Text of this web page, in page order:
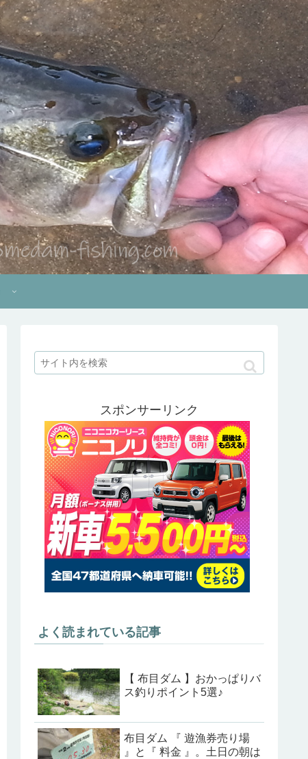
スポンサーリンク
よく読まれている記事
【 布目ダム 】おかっぱりバ
ス釣りポイント5選♪
布目ダム 『 遊漁券売り場
』と『 料金 』。土日の朝は